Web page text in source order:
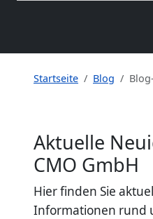
Startseite Blog
Aktuelle
CMO GmbH
Hier finden Sie
Informationen rund